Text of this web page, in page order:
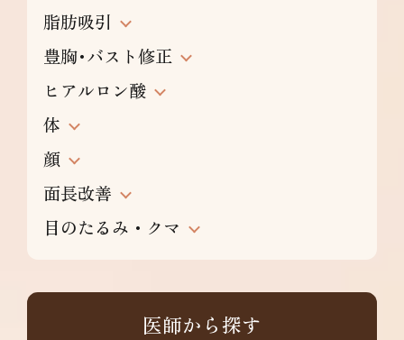
脂肪吸引
豊胸･バスト修正
ヒアルロン酸
体
顔
面長改善
目のたるみ・クマ
医師から探す